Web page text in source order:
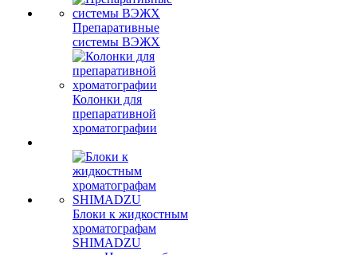
Препаративные
системы ВЭЖХ
Колонки для
препаративной
хроматографии
Блоки к жидкостным
хроматографам
SHIMADZU